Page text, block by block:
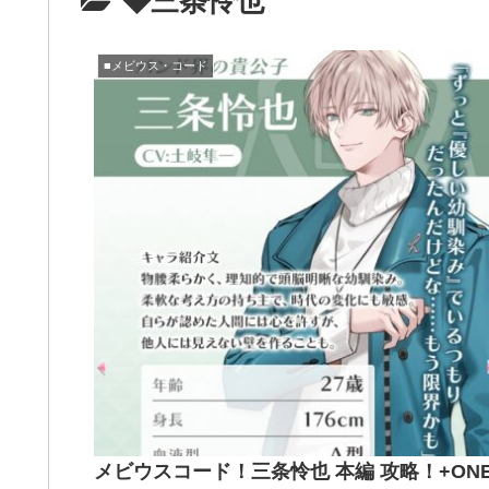
■メビウス・コード
メビウスコード！三条怜也 本編 攻略！